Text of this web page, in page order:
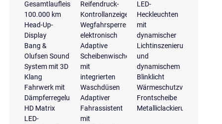
Gesamtlaufleistung
100.000 km
Head-Up-
Display
Bang &
Olufsen Sound
System mit 3D
Klang
Fahrwerk mit
Dämpferregelung
HD Matrix
LED-
Reifendruck-
Kontrollanzeige
Wegfahrsperre
elektronisch
Adaptive
Scheibenwischer
mit
integrierten
Waschdüsen
Adaptiver
Fahrassistent
mit
LED-
Heckleuchten
mit
dynamischer
Lichtinszenierung
und
dynamischem
Blinklicht
Wärmeschutzverglasung
Frontscheibe
Metalliclackierung